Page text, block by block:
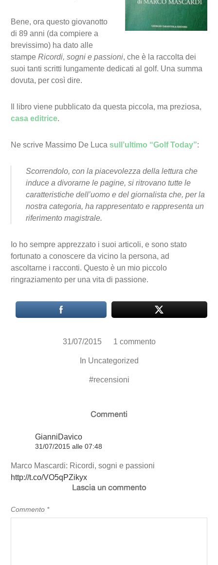
Bene, ora questo giovanotto
di 89 anni (da compiere a
brevissimo) ha dato alle
stampeRicordi, sogni e passioni, che è la raccolta dei
suoi tanti scritti lungamente dedicati al golf. Una summa
dovuta, per così dire.
Il libro viene pubblicato da questa piccola, ma preziosa,
casa editrice.
Ne scrive Massimo De Lucasull’ultimo “Golf Today”:
Scorrendolo, con la piacevolezza della lettura che
induce a divorarne le pagine, si ritrovano tutte le
caratteristiche dell’uomo e del giornalista che, per la
nostra categoria, ha rappresentato e rappresenta un
riferimento magistrale.
Io ho sempre apprezzato i suoi articoli, e sono stato
fortunato a conoscere da vicino la persona, ad
ascoltarne i racconti. Questo è un mio piccolo
ringraziamento per una vita di passione.
31/07/2015 1 commento
In Uncategorized
#recensioni
Commenti
GianniDavico
31/07/2015 alle 07:48
Marco Mascardi: Ricordi, sogni e passioni
http://t.co/VO5qPZikyx
Lascia un commento
Commento *